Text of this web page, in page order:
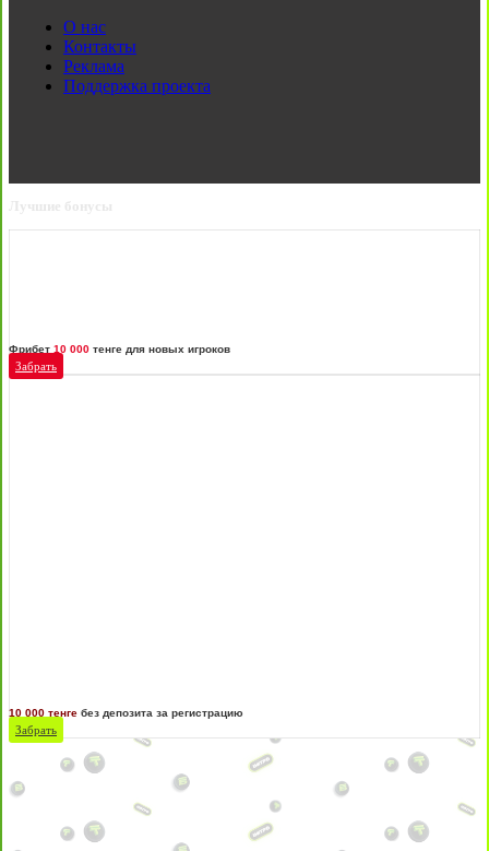
О нас
Контакты
Реклама
Поддержка проекта
Лучшие бонусы
Фрибет 10 000 тенге для новых игроков
Забрать
10 000 тенге без депозита за регистрацию
Забрать